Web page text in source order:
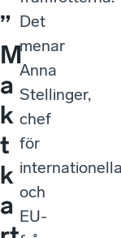
”
M
a
k
t
k
a
rt
Det
menar
Anna
Stellinger,
chef
för
internationella
och
EU-
frågor.